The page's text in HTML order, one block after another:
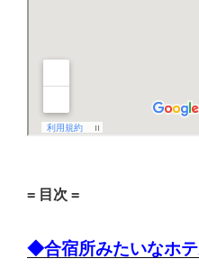
= 目次 =
◆合宿所みたいなホ